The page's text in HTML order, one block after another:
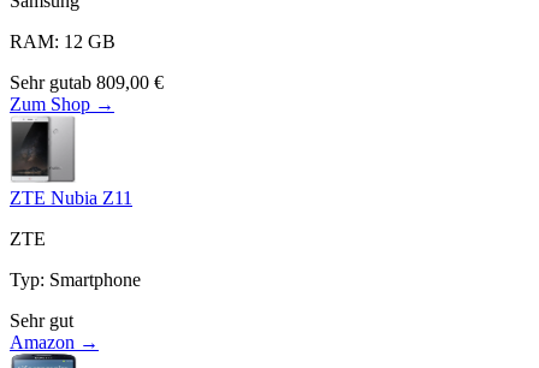
RAM: 12 GB
Sehr gutab 809,00 €
Zum Shop →
ZTE Nubia Z11
ZTE
Typ: Smartphone
Sehr gut
Amazon →